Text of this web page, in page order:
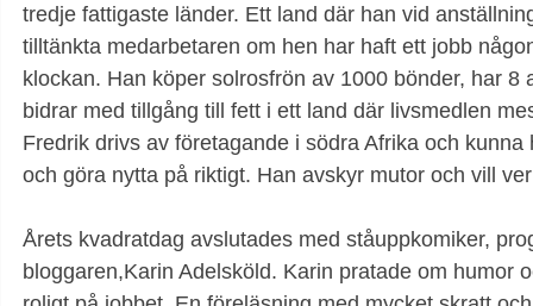
tredje fattigaste länder. Ett land där han vid
tilltänkta medarbetaren om hen har haft ett jobb
klockan. Han köper solrosfrön av 1000 bönder, har
bidrar med tillgång till fett i ett land där livsmedlen
Fredrik drivs av företagande i södra Afrika och
och göra nytta på riktigt. Han avskyr mutor och vill
Årets kvadratdag avslutades med ståuppkomiker,
bloggaren,Karin Adelsköld. Karin pratade om humor